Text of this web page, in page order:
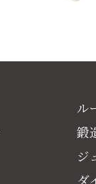
ル
鍛
ジ
ダ